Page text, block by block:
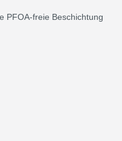
PFOA-freie Beschichtung